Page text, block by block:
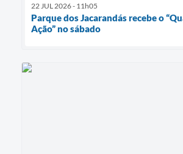
22 JUL 2026 - 11h05
Parque dos Jacarandás recebe o
Ação” no sábado